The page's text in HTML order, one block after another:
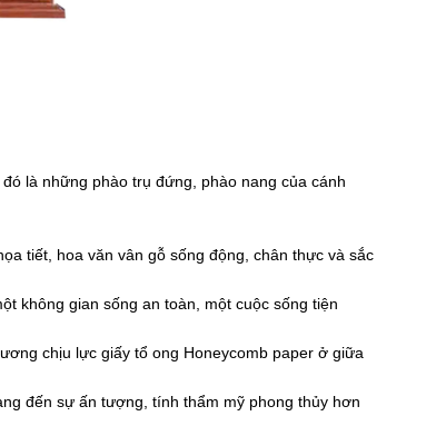
là những phào trụ đứng, phào nang của cánh
tiết, hoa văn vân gỗ sống động, chân thực và sắc
không gian sống an toàn, một cuộc sống tiện
chịu lực giấy tổ ong Honeycomb paper ở giữa
đến sự ấn tượng, tính thẩm mỹ phong thủy hơn